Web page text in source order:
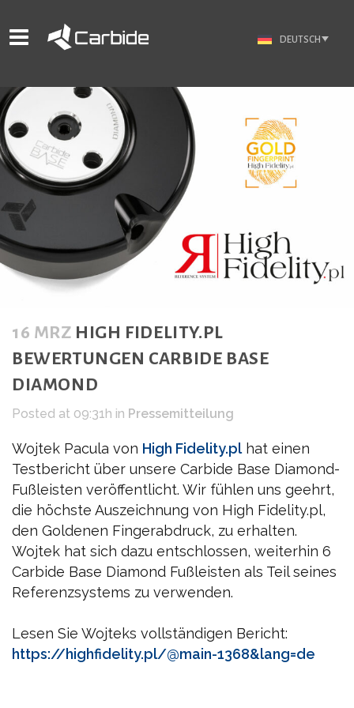
DEUTSCH
16 MRZ HIGH FIDELITY.PL
BEWERTUNGEN CARBIDE BASE
DIAMOND
Posted at 09:31h in Pressemitteilung
Wojtek Pacula von High Fidelity.plhat einen
Testbericht über unsere Carbide Base Diamond-
Fußleisten veröffentlicht. Wir fühlen uns geehrt,
die höchste Auszeichnung von High Fidelity.pl,
den Goldenen Fingerabdruck, zu erhalten.
Wojtek hat sich dazu entschlossen, weiterhin 6
Carbide Base Diamond Fußleisten als Teil seines
Referenzsystems zu verwenden.
Lesen Sie Wojteks vollständigen Bericht:
https://highfidelity.pl/@main-1368&lang=de